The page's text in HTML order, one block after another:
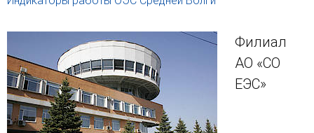
Филиал
АО «СО
ЕЭС»